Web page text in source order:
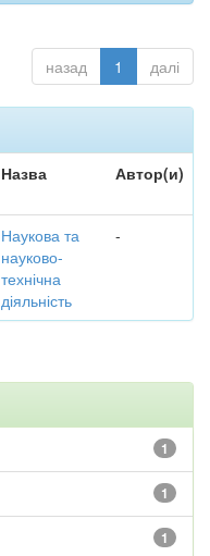
назад 1 далі
Назва Автор(и)
Наукова та
науково-
технічна
діяльність
-
1
1
1